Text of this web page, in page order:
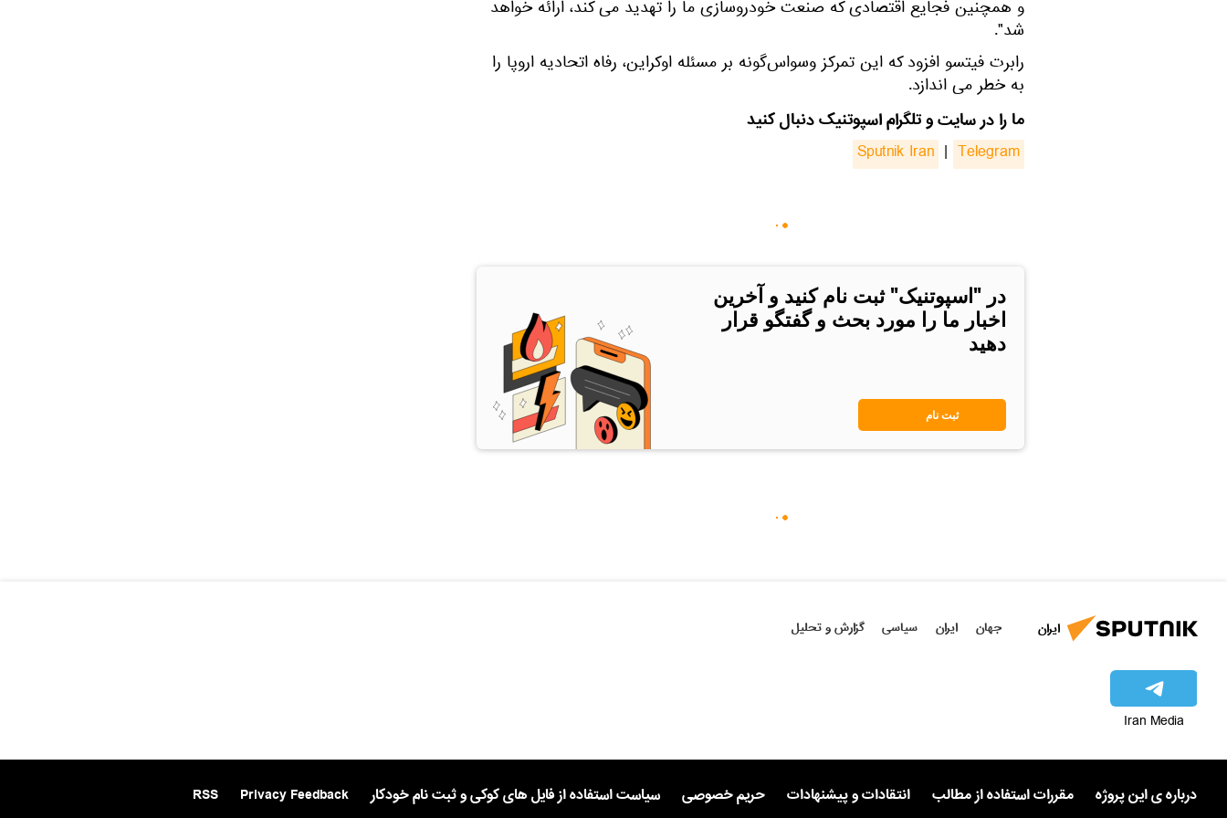
و همچنین فجایع اقتصادی که صنعت خودروسازی ما را تهدید می ‌کند، ارائه خواهد
شد".
رابرت فیتسو افزود که این تمرکز وسواس‌گونه بر مسئله اوکراین، رفاه اتحادیه اروپا را
به خطر می‌ اندازد.
ما را در سایت و تلگرام اسپوتنیک دنبال کنید
Sputnik Iran | Telegram
در "اسپوتنیک" ثبت نام کنید و آخرین
اخبار ما را مورد بحث و گفتگو قرار
دهید
ثبت نام
ایران جهان ایران سیاسی گزارش و تحلیل
Iran Media
درباره ی این پروژه مقررات استفاده از مطالب انتقادات و پیشنهادات حریم خصوصی سیاست استفاده از فایل های کوکی و ثبت نام خودکار Privacy Feedback
RSS